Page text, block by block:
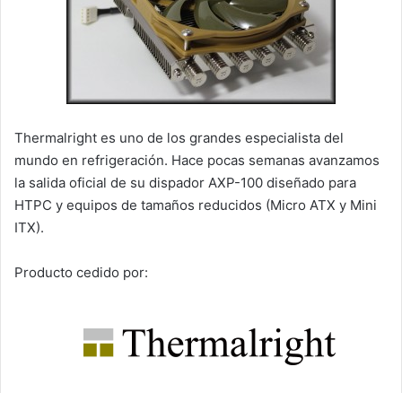
Thermalright es uno de los grandes especialista del
mundo en refrigeración. Hace pocas semanas avanzamos
la salida oficial de su dispador AXP-100 diseñado para
HTPC y equipos de tamaños reducidos (Micro ATX y Mini
ITX).
Producto cedido por: